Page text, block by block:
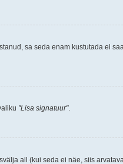
sa seda enam kustutada ei
"Lisa signatuur".
all (kui seda ei näe, siis